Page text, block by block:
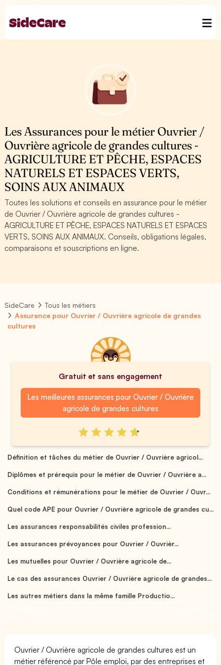
Les Assurances pour le métier Ouvrier /
Ouvrière agricole de grandes cultures -
AGRICULTURE ET PÊCHE, ESPACES
NATURELS ET ESPACES VERTS,
SOINS AUX ANIMAUX
Toutes les solutions et conseils en assurance pour le métier
de Ouvrier / Ouvrière agricole de grandes cultures -
AGRICULTURE ET PÊCHE, ESPACES NATURELS ET ESPACES
VERTS, SOINS AUX ANIMAUX. Conseils, obligations légales,
comparaisons et souscriptions en ligne.
SideCare
Tous les métiers
Assurance pour Ouvrier / Ouvrière agricole de grandes
cultures
Gratuit et sans engagement
Les meilleures assurances pour Ouvrier / Ouvrière
agricole de grandes cultures
Définition et tâches du métier de Ouvrier / Ouvrière agricol...
Diplômes et prérequis pour le métier de Ouvrier / Ouvrière a...
Conditions et rémunérations pour le métier de Ouvrier / Ouvr...
Quel code APE pour Ouvrier / Ouvrière agricole de grandes cu...
Les assurances responsabilités civiles profession...
Les assurances prévoyances pour Ouvrier / Ouvrièr...
Les mutuelles pour Ouvrier / Ouvrière agricole de...
Le cas des assurances Ouvrier / Ouvrière agricole de grandes...
Les autres métiers dans la même famille Productio...
Ouvrier / Ouvrière agricole de grandes cultures est un
métier référencé par Pôle emploi, par des entreprises et